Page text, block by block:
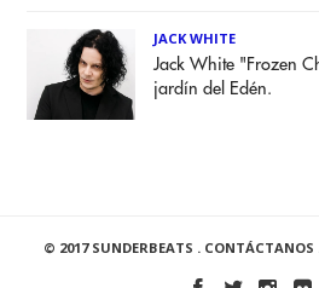
JACK WHITE
Jack White "Frozen
jardín del Edén.
© 2017 SUNDERBEATS . CONTÁCTANOS